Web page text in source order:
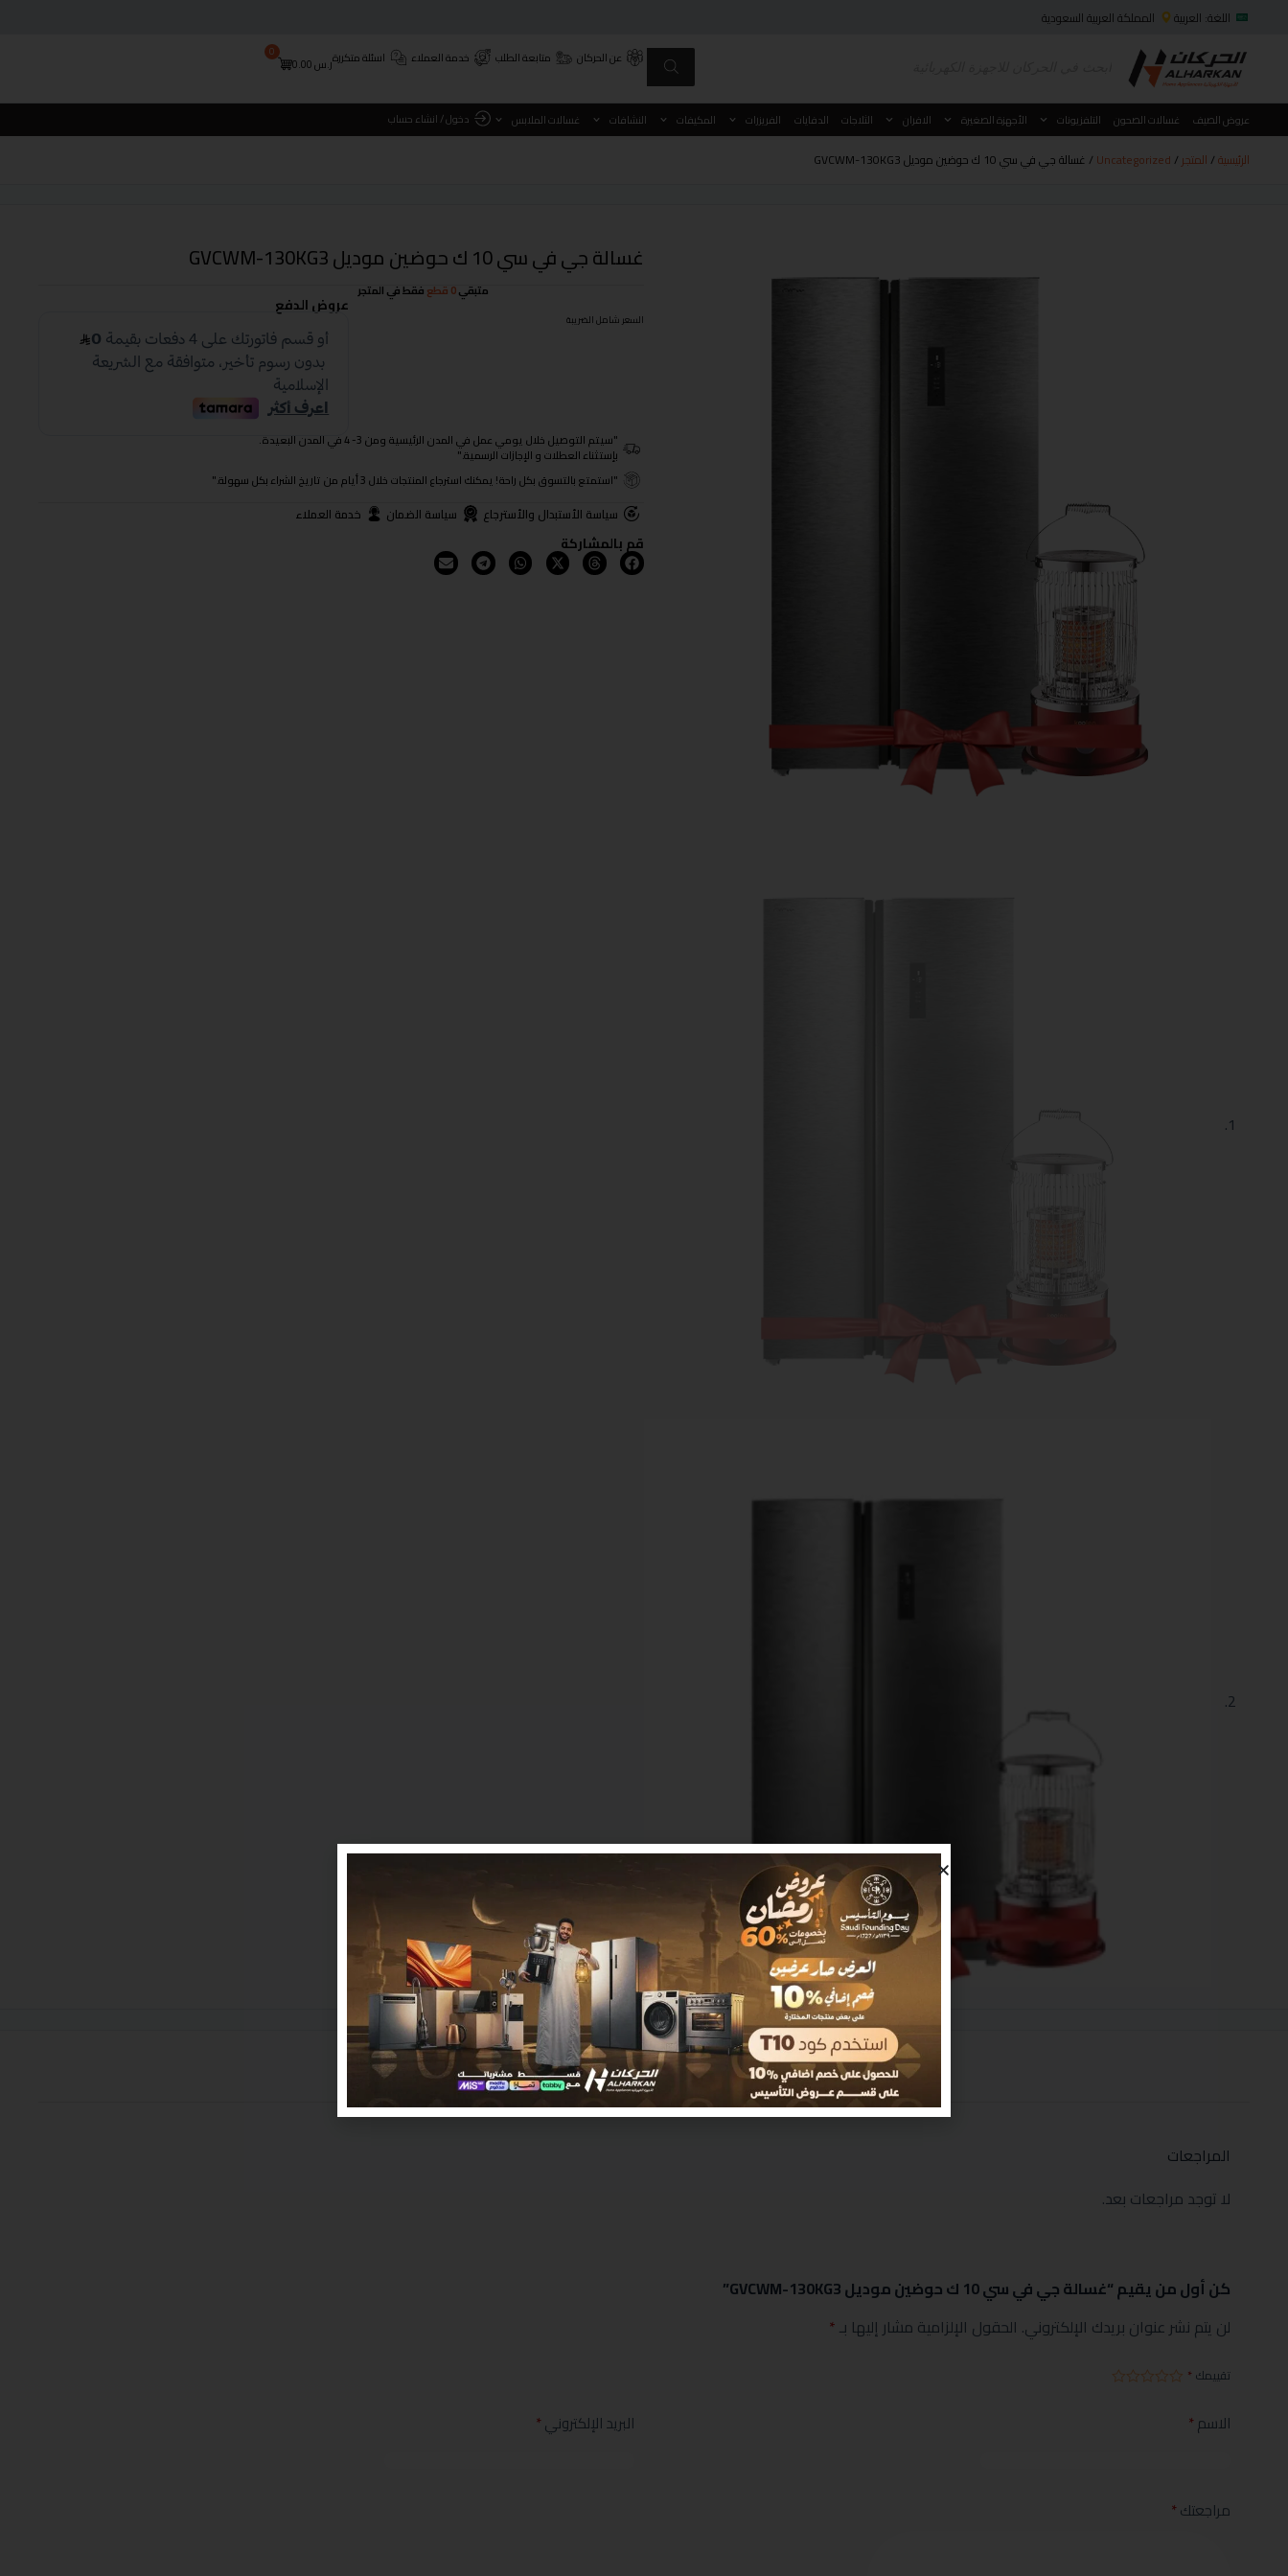
اللغة: العربية المملكة العربية السعودية
عن الحركان متابعة الطلب خدمة العملاء اسئلة متكررةر.س0.00
0
عروض الصيف غسالات الصحون التلفزيونات الأجهزة الصغيرة الافران الثلاجات الدفايات الفريزرات المكيفات النشافات غسالات الملابس دخول / انشاء حساب
الرئيسية/ المتجر /
Uncategorized / غسالة جي في سي 10 ك حوضين موديل GVCWM-130KG3
غسالة جي في سي 10 ك حوضين موديل GVCWM-130KG3
السعر شامل الضريبة
متبقي0 قطع فقط في المتجر
عروض الدفع
"سيتم التوصيل خلال يومي عمل في المدن الرئيسية ومن 3- 4 في المدن البعيدة.
بإستثناء العطلات و الإجازات الرسمية."
"استمتع بالتسوق بكل راحة! يمكنك استرجاع المنتجات خلال 3 أيام من تاريخ الشراء بكل سهولة."
سياسة الأستبدال والأسترجاع سياسة الضمان خدمة العملاء
قم بالمشاركة
مراجعات (0)
المراجعات
لا توجد مراجعات بعد.
كن أول من يقيم “غسالة جي في سي 10 ك حوضين موديل GVCWM-130KG3”
لن يتم نشر عنوان بريدك الإلكتروني. الحقول الإلزامية مشار إليها بـ*
تقييمك *
الاسم* البريد الإلكتروني*
مراجعتك*